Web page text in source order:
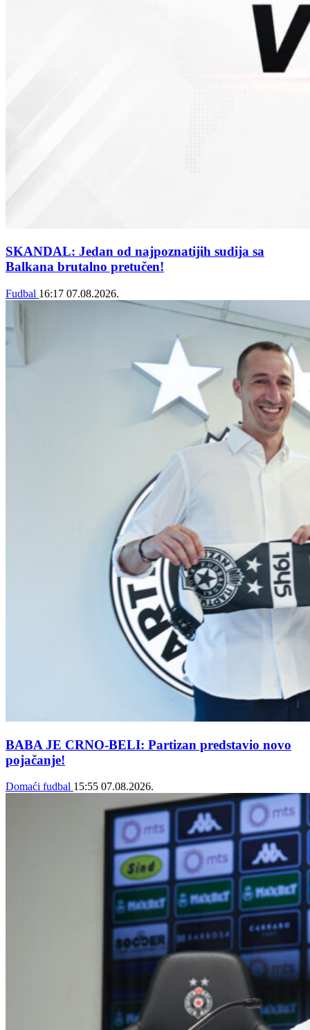
SKANDAL: Jedan od najpoznatijih sudija sa
Balkana brutalno pretučen!
Fudbal 16:17 07.08.2026.
BABA JE CRNO-BELI: Partizan predstavio novo
pojačanje!
Domaći fudbal 15:55 07.08.2026.